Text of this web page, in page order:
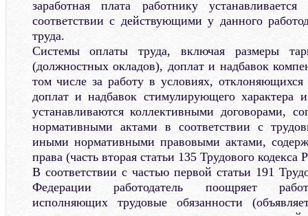
заработная плата работнику
соответствии с действующими у данного
труда.
Системы оплаты труда, включая размеры
(должностных окладов), доплат и надбавок
том числе за работу в условиях,
доплат и надбавок стимулирующего характера
устанавливаются коллективными договорами,
нормативными актами в соответствии с
иными нормативными правовыми актами,
права (часть вторая статьи 135 Трудового
В соответствии с частью первой статьи 191
Федерации работодатель поощряет
исполняющих трудовые обязанности